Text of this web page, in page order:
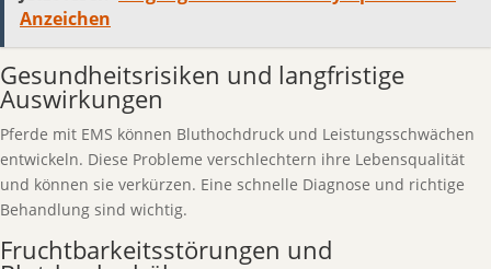
Anzeichen
Gesundheitsrisiken und langfristige
Auswirkungen
Pferde mit EMS können Bluthochdruck und Leistungsschwächen
entwickeln. Diese Probleme verschlechtern ihre Lebensqualität
und können sie verkürzen. Eine schnelle Diagnose und richtige
Behandlung sind wichtig.
Fruchtbarkeitsstörungen und